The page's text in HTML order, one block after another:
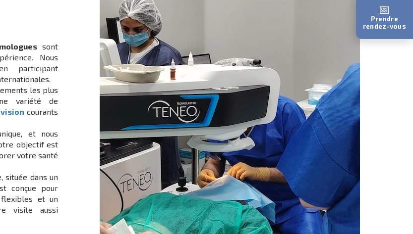
sont
Nous
participant
les plus
variété de
courants
et nous
objectif est
votre santé
située dans un
conçue pour
et un
visite aussi
📅
Prendre
rendez-vous